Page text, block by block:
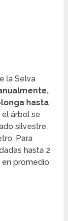
la Selva
hasta
árbol se
silvestre,
Para
hasta 2
promedio.